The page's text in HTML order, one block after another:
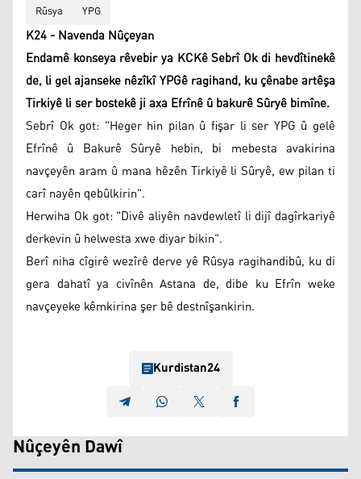
Rûsya
YPG
K24 - Navenda Nûçeyan
Endamê konseya rêvebir ya KCKê Sebrî Ok di hevdîtinekê
de, li gel ajanseke nêzîkî YPGê ragihand, ku çênabe artêşa
Tirkiyê li ser bostekê ji axa Efrînê û bakurê Sûryê bimîne.
Sebrî Ok got: "Heger hin pilan û fişar li ser YPG û gelê
Efrînê û Bakurê Sûryê hebin, bi mebesta avakirina
navçeyên aram û mana hêzên Tirkiyê li Sûryê, ew pilan ti
carî nayên qebûlkirin".
Herwiha Ok got: "Divê aliyên navdewletî li dijî dagîrkariyê
derkevin û helwesta xwe diyar bikin".
Berî niha cîgirê wezîrê derve yê Rûsya ragihandibû, ku di
gera dahatî ya civînên Astana de, dibe ku Efrîn weke
navçeyeke kêmkirina şer bê destnîşankirin.
Kurdistan24
Nûçeyên Dawî